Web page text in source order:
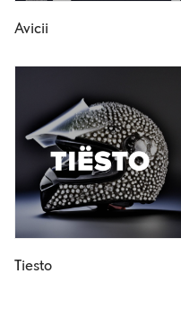
Avicii
Tiesto